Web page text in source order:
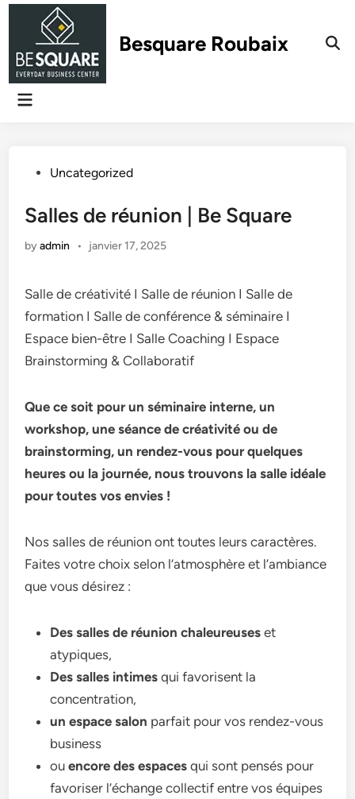
Skip
content
Besquare Roubaix
Main
PostedUncategorized
Salles de réunion | Be Square
byadmin • janvier 17, 2025
Salle de créativité I Salle de réunion I Salle de
formation I Salle de conférence & séminaire I
Espace bien-être I Salle Coaching I Espace
Brainstorming & Collaboratif
Que ce soit pour un séminaire interne, un
workshop, une séance de créativité ou de
brainstorming, un rendez-vous pour quelques
heures ou la journée, nous trouvons la salle idéale
pour toutes vos envies !
Nos salles de réunion ont toutes leurs caractères.
Faites votre choix selon l’atmosphère et l’ambiance
que vous désirez :
Des salles de réunion chaleureuses et
atypiques,
Des salles intimes qui favorisent la
concentration,
un espace salon parfait pour vos rendez-vous
business
ouencore des espaces qui sont pensés pour
favoriser l’échange collectif entre vos équipes